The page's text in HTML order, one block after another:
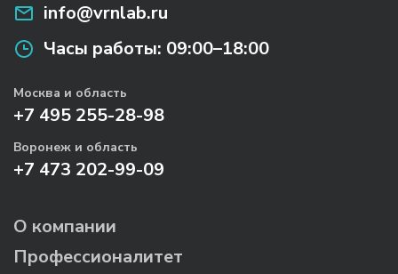
info@vrnlab.ru
Часы работы: 09:00–18:00
Москва и область
+7 495 255-28-98
Воронеж и область
+7 473 202-99-09
О компании
Профессионалитет